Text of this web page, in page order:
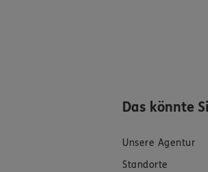
Das könnte
Unsere Agentur
Standorte